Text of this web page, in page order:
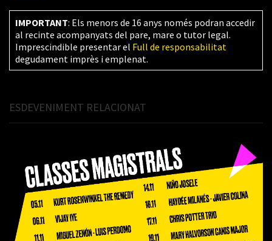
IMPORTANT: Els menors de 16 anys només podran accedir
al recinte acompanyats del pare, mare o tutor legal.
Imprescindible presentar el Full de responsabilitat
degudament imprès i emplenat.
ESDEVENIMENT RELACIONAT